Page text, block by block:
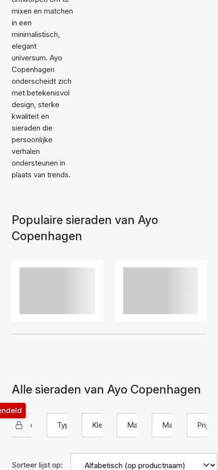
mixen en matchen
in een
minimalistisch,
elegant
universum. Ayo
Copenhagen
onderscheidt zich
met betekenisvol
design, sterke
kwaliteit en
sieraden die
persoonlijke
verhalen
ondersteunen in
plaats van trends.
Populaire sieraden van Ayo
Copenhagen
Alle sieraden van Ayo Copenhagen
Ayo Copenhagen
Type
Kleur Materiaal Maat Prijs
Sorteer lijst op: